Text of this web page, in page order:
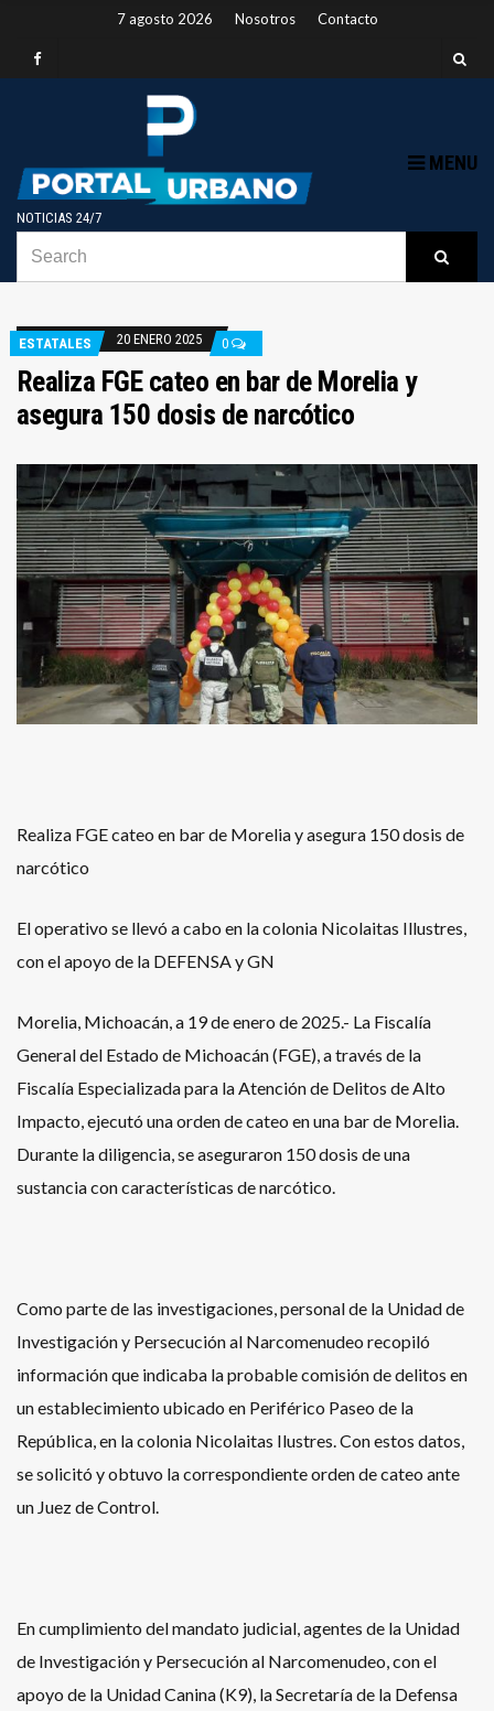
7 agosto 2026 Nosotros Contacto
NOTICIAS 24/7
MENU
ESTATALES 20 ENERO 2025 0
Realiza FGE cateo en bar de Morelia y
asegura 150 dosis de narcótico
Realiza FGE cateo en bar de Morelia y asegura 150 dosis de
narcótico
El operativo se llevó a cabo en la colonia Nicolaitas Illustres,
con el apoyo de la DEFENSA y GN
Morelia, Michoacán, a 19 de enero de 2025.- La Fiscalía
General del Estado de Michoacán (FGE), a través de la
Fiscalía Especializada para la Atención de Delitos de Alto
Impacto, ejecutó una orden de cateo en una bar de Morelia.
Durante la diligencia, se aseguraron 150 dosis de una
sustancia con características de narcótico.
Como parte de las investigaciones, personal de la Unidad de
Investigación y Persecución al Narcomenudeo recopiló
información que indicaba la probable comisión de delitos en
un establecimiento ubicado en Periférico Paseo de la
República, en la colonia Nicolaitas Ilustres. Con estos datos,
se solicitó y obtuvo la correspondiente orden de cateo ante
un Juez de Control.
En cumplimiento del mandato judicial, agentes de la Unidad
de Investigación y Persecución al Narcomenudeo, con el
apoyo de la Unidad Canina (K9), la Secretaría de la Defensa